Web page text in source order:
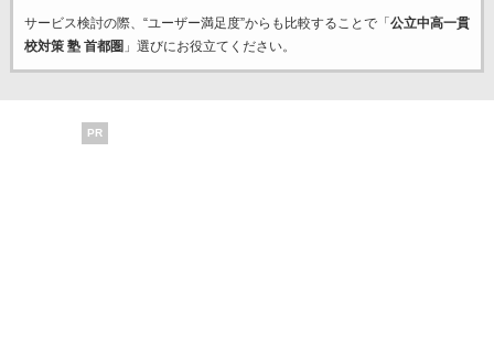
サービス検討の際、“ユーザー満足度”からも比較することで「 公立中高一貫
校対策 塾 首都圏 」選びにお役立てください。
PR